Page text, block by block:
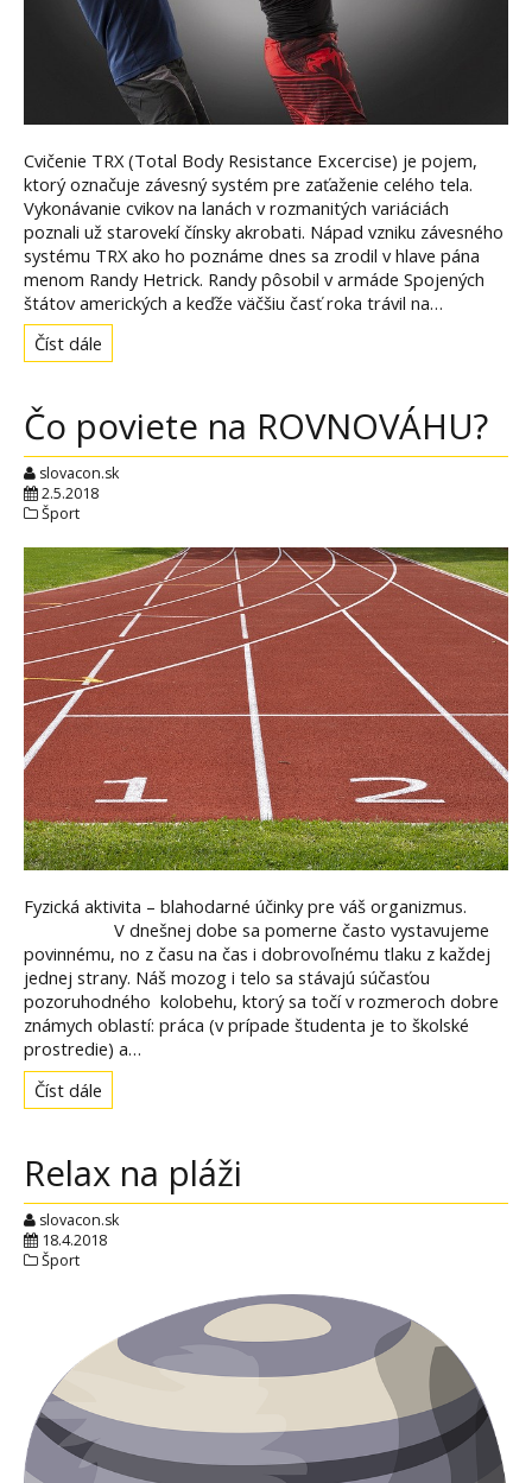
Cvičenie TRX (Total Body Resistance Excercise) je pojem,
ktorý označuje závesný systém pre zaťaženie celého tela.
Vykonávanie cvikov na lanách v rozmanitých variáciách
poznali už starovekí čínsky akrobati. Nápad vzniku závesného
systému TRX ako ho poznáme dnes sa zrodil v hlave pána
menom Randy Hetrick. Randy pôsobil v armáde Spojených
štátov amerických a keďže väčšiu časť roka trávil na…
Číst dále
Čo poviete na ROVNOVÁHU?
slovacon.sk
2.5.2018
Šport
Fyzická aktivita – blahodarné účinky pre váš organizmus.
V dnešnej dobe sa pomerne často vystavujeme
povinnému, no z času na čas i dobrovoľnému tlaku z každej
jednej strany. Náš mozog i telo sa stávajú súčasťou
pozoruhodného kolobehu, ktorý sa točí v rozmeroch dobre
známych oblastí: práca (v prípade študenta je to školské
prostredie) a…
Číst dále
Relax na pláži
slovacon.sk
18.4.2018
Šport